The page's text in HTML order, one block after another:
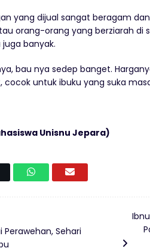
yang dijual sangat beragam
orang-orang yang berziarah di
banyak.
bau nya sedep banget.
untuk ibuku yang suka
Unisnu Jepara)
Perawehan, Sehari